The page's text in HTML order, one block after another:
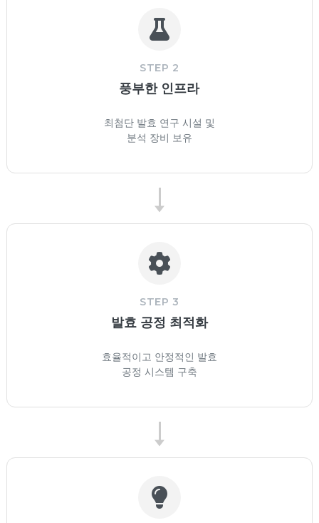
STEP 2
풍부한 인프라
최첨단 발효 연구 시설 및
분석 장비 보유
STEP 3
발효 공정 최적화
효율적이고 안정적인 발효
공정 시스템 구축